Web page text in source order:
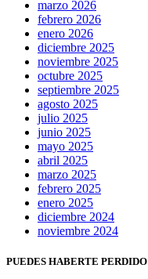
marzo 2026
febrero 2026
enero 2026
diciembre 2025
noviembre 2025
octubre 2025
septiembre 2025
agosto 2025
julio 2025
junio 2025
mayo 2025
abril 2025
marzo 2025
febrero 2025
enero 2025
diciembre 2024
noviembre 2024
PUEDES HABERTE PERDIDO